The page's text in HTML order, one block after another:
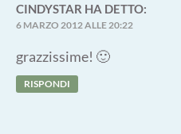
CINDYSTAR HA DETTO:
6 MARZO 2012 ALLE 20:22
grazzissime! 🙂
RISPONDI